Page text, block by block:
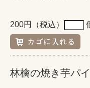
200円（税込）
林檎の焼き芋